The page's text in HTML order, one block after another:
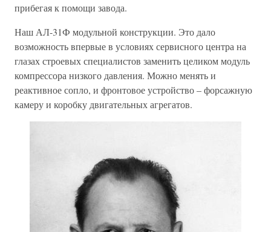
прибегая к помощи завода.
Наш АЛ-31Ф модульной конструкции. Это дало
возможность впервые в условиях сервисного центра на
глазах строевых специалистов заменить целиком модуль
компрессора низкого давления. Можно менять и
реактивное сопло, и фронтовое устройство – форсажную
камеру и коробку двигательных агрегатов.